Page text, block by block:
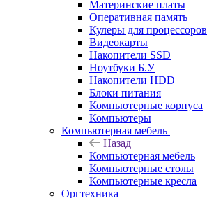
Материнские платы
Оперативная память
Кулеры для процессоров
Видеокарты
Накопители SSD
Ноутбуки Б.У
Накопители HDD
Блоки питания
Компьютерные корпуса
Компьютеры
Компьютерная мебель
Назад
Компьютерная мебель
Компьютерные столы
Компьютерные кресла
Оргтехника